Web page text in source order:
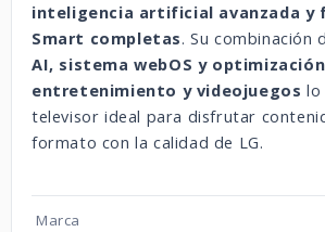
inteligencia artificial avanzada y
Smart completas. Su combinación
AI, sistema webOS y
entretenimiento y videojuegos lo
televisor ideal para disfrutar
formato con la calidad de LG.
Marca